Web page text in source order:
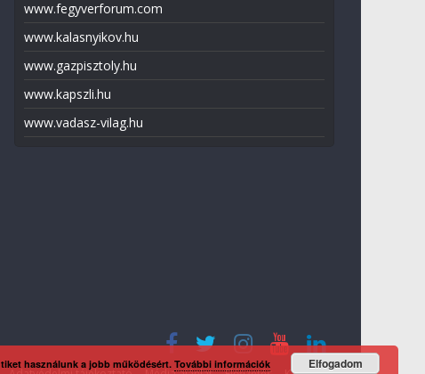
www.fegyverforum.com
www.kalasnyikov.hu
www.gazpisztoly.hu
www.kapszli.hu
www.vadasz-vilag.hu
használunk a jobb működésért. További információk Elfogadom